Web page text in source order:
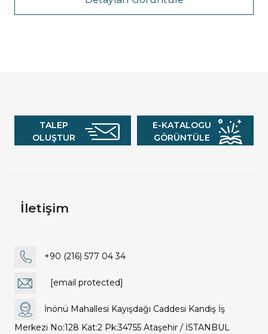
TALEP
OLUŞTUR
E-KATALOGU
GÖRÜNTÜLE
İletişim
+90 (216) 577 04 34
[email protected]
İnönü Mahallesi Kayışdağı Caddesi Kandiş İş
Merkezi No:128 Kat:2 Pk:34755 Ataşehir / İSTANBUL